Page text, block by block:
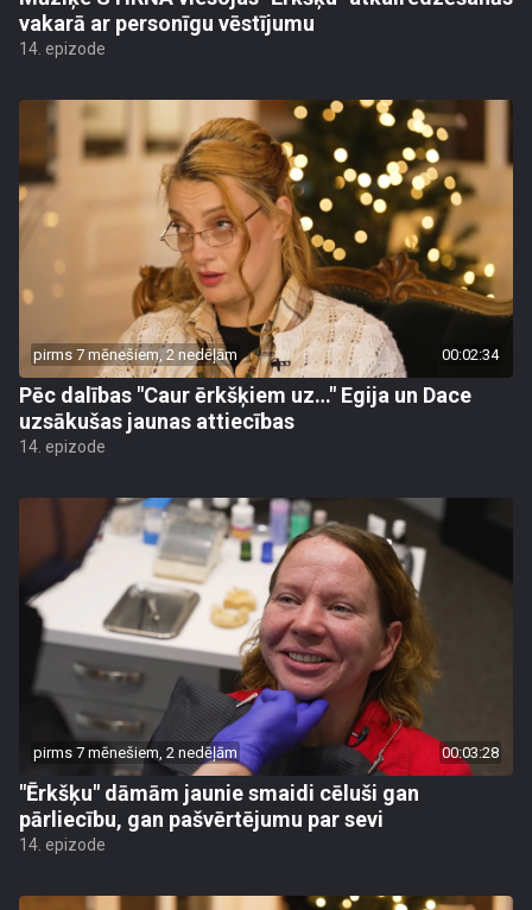
vakarā ar personīgu vēstījumu
14. epizode
pirms 7 mēnešiem, 2 nedēļām 00:02:34
Pēc dalības "Caur ērkšķiem uz…" Egija un Dace
uzsākušas jaunas attiecības
14. epizode
pirms 7 mēnešiem, 2 nedēļām 00:03:28
"Ērkšķu" dāmām jaunie smaidi cēluši gan
pārliecību, gan pašvērtējumu par sevi
14. epizode